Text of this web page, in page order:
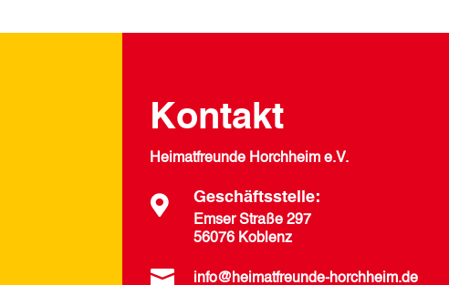
Kontakt
Heimatfreunde Horchheim e.V.
 Geschäftsstelle:
Emser Straße 297
56076 Koblenz
 info@heimatfreunde-horchheim.de